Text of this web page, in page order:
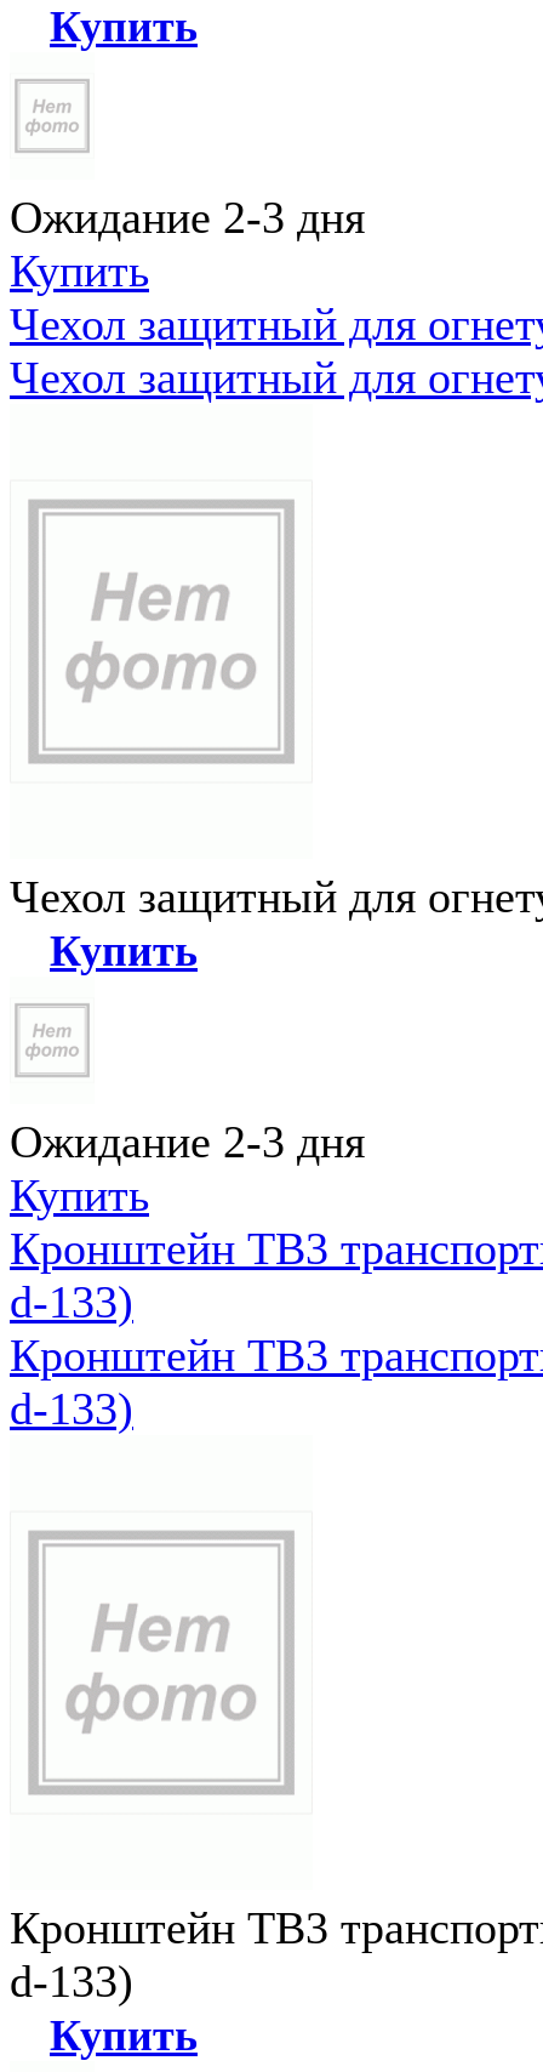
Купить
Ожидание 2-3 дня
Купить
Чехол защитный для
Чехол защитный для
Чехол защитный для
Купить
Ожидание 2-3 дня
Купить
Кронштейн ТВ3
d-133)
Кронштейн ТВ3
d-133)
Кронштейн ТВ3
d-133)
Купить